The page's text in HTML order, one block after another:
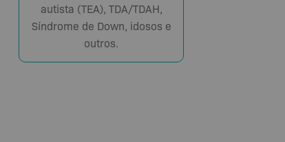
autista (TEA), TDA/TDAH,
Síndrome de Down, idosos e
outros.